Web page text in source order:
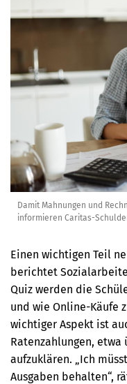
Damit Mahnungen und
informieren Caritas-
Einen wichtigen Teil
berichtet
Quiz werden die
und wie Online-Käufe
wichtiger Aspekt ist
Ratenzahlungen, etwa
aufzuklären. „Ich
Ausgaben behalten“,